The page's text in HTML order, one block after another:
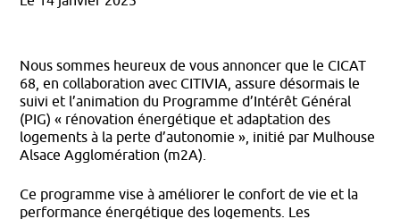
Nous sommes heureux de vous annoncer que le CICAT
68, en collaboration avec CITIVIA, assure désormais le
suivi et l’animation du Programme d’Intérêt Général
(PIG) « rénovation énergétique et adaptation des
logements à la perte d’autonomie », initié par Mulhouse
Alsace Agglomération (m2A).
Ce programme vise à améliorer le confort de vie et la
performance énergétique des logements. Les